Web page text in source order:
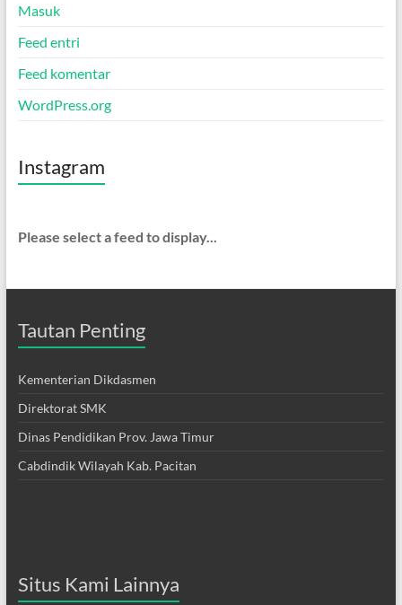
Masuk
Feed entri
Feed komentar
WordPress.org
Instagram
Please select a feed to display...
Tautan Penting
Kementerian Dikdasmen
Direktorat SMK
Dinas Pendidikan Prov. Jawa Timur
Cabdindik Wilayah Kab. Pacitan
Situs Kami Lainnya